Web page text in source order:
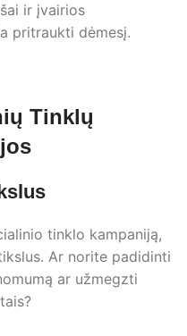
ir įvairios
pritraukti dėmesį.
Tinklų
tinklo kampaniją,
Ar norite padidinti
ar užmegzti